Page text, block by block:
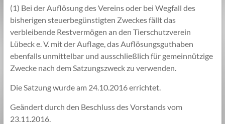
(1) Bei der Auflösung des Vereins oder bei Wegfall des
bisherigen steuerbegünstigten Zweckes fällt das
verbleibende Restvermögen an den Tierschutzverein
Lübeck e. V. mit der Auflage, das Auflösungsguthaben
ebenfalls unmittelbar und ausschließlich für gemeinnützige
Zwecke nach dem Satzungszweck zu verwenden.
Die Satzung wurde am 24.10.2016 errichtet.
Geändert durch den Beschluss des Vorstands vom
23.11.2016.